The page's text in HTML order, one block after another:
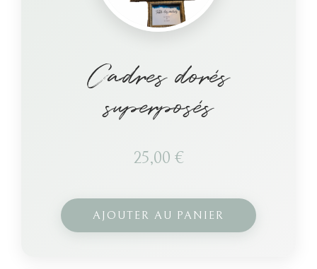
Cadres dorés
superposés
25,00 €
AJOUTER AU PANIER